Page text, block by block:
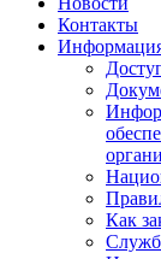
Контакты
Как